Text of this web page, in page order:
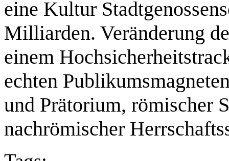
eine Kultur
Milliarden. Veränderung
einem
echten
und Prätorium, römischer
nachrömischer